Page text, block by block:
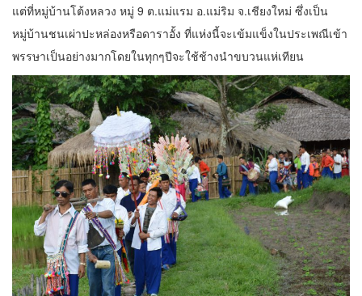
แต่ที่หมู่บ้านโต้งหลวง หมู่ 9 ต.แม่แรม อ.แม่ริม จ.เชียงใหม่ ซึ่งเป็น
หมู่บ้านชนเผ่าปะหล่องหรือดาราอั้ง ที่แห่งนี้จะเข้มแข็งในประเพณีเข้า
พรรษาเป็นอย่างมากโดยในทุกๆปีจะใช้ช้างนำขบวนแห่เทียน